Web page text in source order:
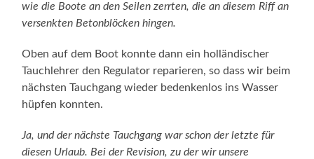
wie die Boote an den Seilen zerrten, die an diesem Riff an
versenkten Betonblöcken hingen.
Oben auf dem Boot konnte dann ein holländischer
Tauchlehrer den Regulator reparieren, so dass wir beim
nächsten Tauchgang wieder bedenkenlos ins Wasser
hüpfen konnten.
Ja, und der nächste Tauchgang war schon der letzte für
diesen Urlaub. Bei der Revision, zu der wir unsere